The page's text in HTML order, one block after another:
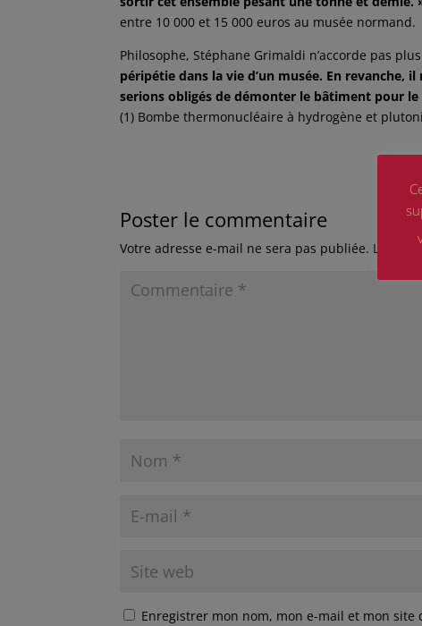
entre 10 000 et 15 000 euros au musée normand.
Philosophe, Stéphane Grimaldi n’accorde pas
péripétie dans la vie d’un musée. En revanche,
serions obligés de démonter le bâtiment pour
(1) Bombe thermonucléaire à hydrogène et
Poster le commentaire
Votre adresse e-mail ne sera pas publiée. Les
Enregistrer mon nom, mon e-mail et mon